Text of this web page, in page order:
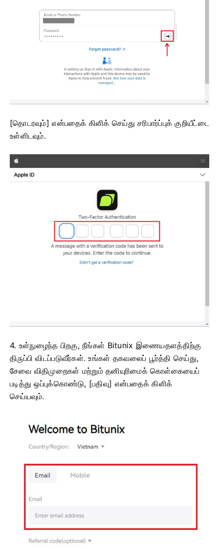
[தொடரவும்] என்பதைக் கிளிக் செய்து சரிபார்ப்புக் குறியீட்டை
உள்ளிடவும்.
4. உள்நுழைந்த பிறகு, நீங்கள் Bitunix இணையதளத்திற்கு
திருப்பி விடப்படுவீர்கள்.உங்கள் தகவலைப் பூர்த்தி செய்து,
சேவை விதிமுறைகள் மற்றும் தனியுரிமைக் கொள்கையைப்
படித்து ஒப்புக்கொண்டு, [பதிவு] என்பதைக் கிளிக்
செய்யவும்.